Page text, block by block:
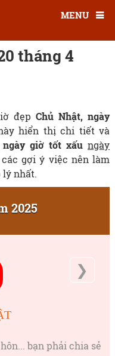
MENU
tháng 4
đẹpChủ Nhật, ngày
hiển thị chi tiết và
ngày giờ tốt xấu ngày
gợi ý việc nên làm
lý nhất.
2025
❯
bạn phải chia sẻ